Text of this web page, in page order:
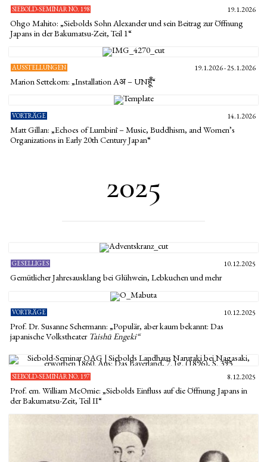
SIEBOLD-SEMINAR NO. 198 19.1.2026
Ohgo Mahito: „Siebolds Sohn Alexander und sein Beitrag zur Öffnung
Japans in der Bakumatsu-Zeit, Teil 1“
AUSSTELLUNGEN 19.1.2026 - 25.1.2026
Marion Settekorn: „Installation Aअ – UNहूँ“
VORTRÄGE 14.1.2026
Matt Gillan: „Echoes of Lumbinī – Music, Buddhism, and Women’s
Organizations in Early 20th Century Japan“
2025
GESELLIGES 10.12.2025
Gemütlicher Jahresausklang bei Glühwein, Lebkuchen und mehr
VORTRÄGE 10.12.2025
Prof. Dr. Susanne Schermann: „Populär, aber kaum bekannt: Das
japanische Volkstheater Taishū Engeki“
SIEBOLD-SEMINAR NO. 197 8.12.2025
Prof. em. William McOmie: „Siebolds Einfluss auf die Öffnung Japans in
der Bakumatsu-Zeit, Teil II“